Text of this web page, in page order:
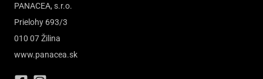
PANACEA, s.r.o.
Prielohy 693/3
010 07 Žilina
www.panacea.sk